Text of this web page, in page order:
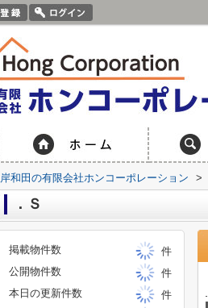
岸和田の有限会社ホンコーポレーション >
．Ｓ
掲載物件数
件
公開物件数
件
本日の更新件数
件